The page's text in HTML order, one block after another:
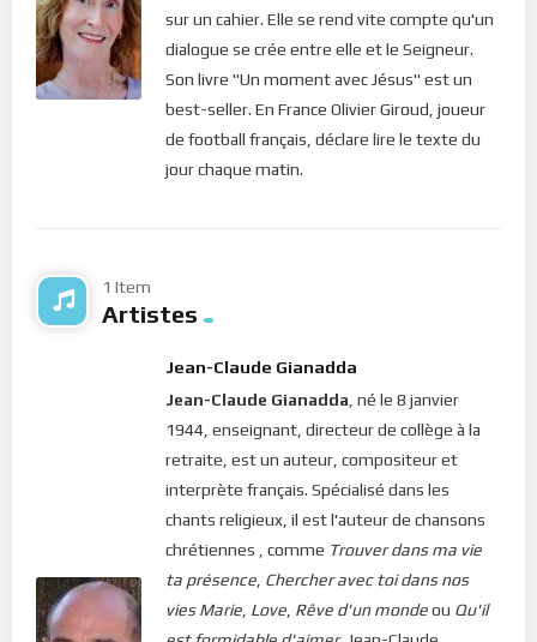
contrôler, nous pouvons choisir de tourner nos coeurs vers
Dieu pour recevoir la chaleur de son Amour qui renouvelle. Un
Amour apaisant qui nous élève continuellement dans sa
présence. Lâcher prise et nous abandonner à l’Amour Divin ne
nous rendra pas misérable dans ce monde. Au contraire, nous
serons comblés car nos désirs purifiés seront instamment
Pour vous inscrire directement aux publications, veuillez
cliquer ici : [newsletter_button id=2 label=”S’abonner”
de poster des commentaires) et pour les publications,
Inscription
sur un cahier. Elle se rend vite compte qu'un
dialogue se crée entre elle et le Seigneur.
Son livre "Un moment avec Jésus" est un
best-seller. En France Olivier Giroud, joueur
de football français, déclare lire le texte du
jour chaque matin.
1 Item
Artistes
Jean-Claude Gianadda
Jean-Claude Gianadda , né le 8 janvier
1944, enseignant, directeur de collège à la
retraite, est un auteur, compositeur et
interprète français. Spécialisé dans les
chants religieux, il est l'auteur de chansons
chrétiennes , comme Trouver dans ma vie
ta présence Chercher avec toi dans nos
vies Marie Love Rêve d'un mondeou Qu'il